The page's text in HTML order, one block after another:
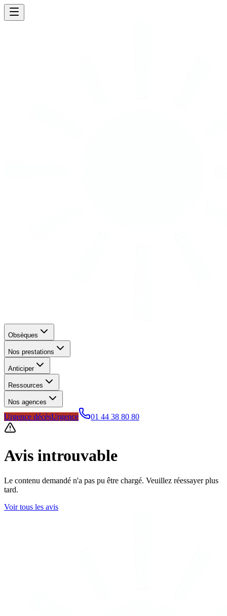
Obsèques
Nos prestations
Anticiper
Ressources
Nos agences
Urgence décèsUrgence 01 44 38 80 80
Avis introuvable
Le contenu demandé n'a pas pu être chargé. Veuillez réessayer plus
tard.
Voir tous les avis